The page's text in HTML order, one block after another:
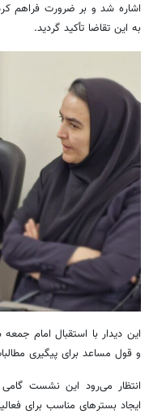
اشاره شد و بر ضرورت فراهم
به این تقاضا تأکید گردید.
این دیدار با استقبال امام
و قول مساعد برای پیگیری
انتظار می‌رود این نشست
ایجاد بسترهای مناسب برای